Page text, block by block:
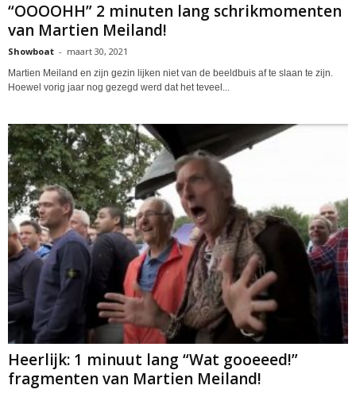
“OOOOHH” 2 minuten lang schrikmomenten
van Martien Meiland!
Showboat - maart 30, 2021
Martien Meiland en zijn gezin lijken niet van de beeldbuis af te slaan te zijn.
Hoewel vorig jaar nog gezegd werd dat het teveel...
Heerlijk: 1 minuut lang “Wat gooeeed!”
fragmenten van Martien Meiland!